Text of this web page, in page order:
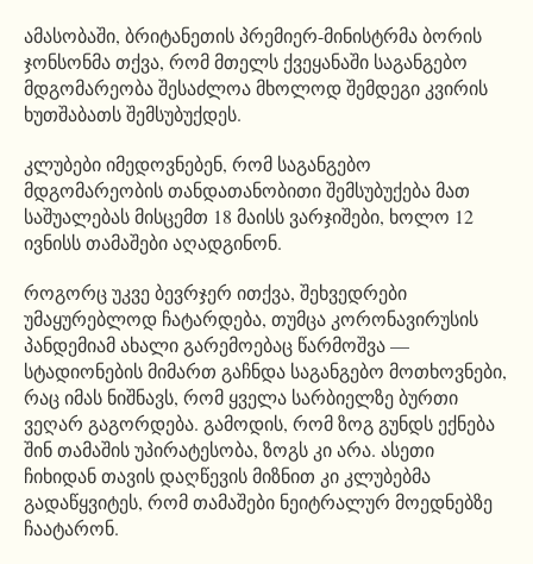
ამასობაში, ბრიტანეთის პრემიერ-მინისტრმა ბორის
ჯონსონმა თქვა, რომ მთელს ქვეყანაში საგანგებო
მდგომარეობა შესაძლოა მხოლოდ შემდეგი კვირის
ხუთშაბათს შემსუბუქდეს.
კლუბები იმედოვნებენ, რომ საგანგებო
მდგომარეობის თანდათანობითი შემსუბუქება მათ
საშუალებას მისცემთ 18 მაისს ვარჯიშები, ხოლო 12
ივნისს თამაშები აღადგინონ.
როგორც უკვე ბევრჯერ ითქვა, შეხვედრები
უმაყურებლოდ ჩატარდება, თუმცა კორონავირუსის
პანდემიამ ახალი გარემოებაც წარმოშვა —
სტადიონების მიმართ გაჩნდა საგანგებო მოთხოვნები,
რაც იმას ნიშნავს, რომ ყველა სარბიელზე ბურთი
ვეღარ გაგორდება. გამოდის, რომ ზოგ გუნდს ექნება
შინ თამაშის უპირატესობა, ზოგს კი არა. ასეთი
ჩიხიდან თავის დაღწევის მიზნით კი კლუბებმა
გადაწყვიტეს, რომ თამაშები ნეიტრალურ მოედნებზე
ჩაატარონ.